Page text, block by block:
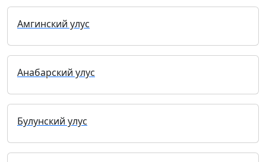
Амгинский улус
Анабарский улус
Булунский улус